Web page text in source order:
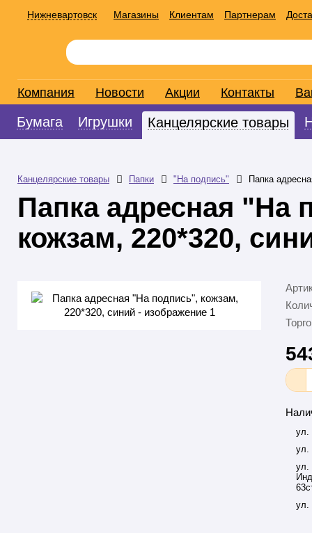
Нижневартовск Магазины Клиентам Партнерам
Компания Новости Акции Контакты
Бумага Игрушки Канцелярские товары
Канцелярские товары Папки "На подпись" Папка
Папка адресная "На
кожзам, 220*320,
ул.
ул.
ул.
ул.